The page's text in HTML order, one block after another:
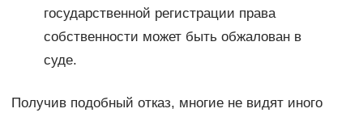
государственной регистрации права
собственности может быть обжалован в
суде.
Получив подобный отказ, многие не видят иного